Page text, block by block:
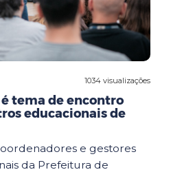
1034 visualizações
tema de encontro
educacionais de
e gestores
da Prefeitura de